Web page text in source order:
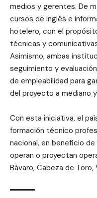
medios y gerentes. De
cursos de inglés e
hotelero, con el
técnicas y
Asimismo, ambas
seguimiento y
de empleabilidad para
del proyecto a mediano
Con esta iniciativa, el
formación técnico
nacional, en beneficio
operan o proyectan
Bávaro, Cabeza de